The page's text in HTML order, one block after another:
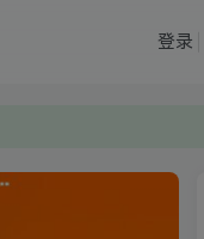
登录